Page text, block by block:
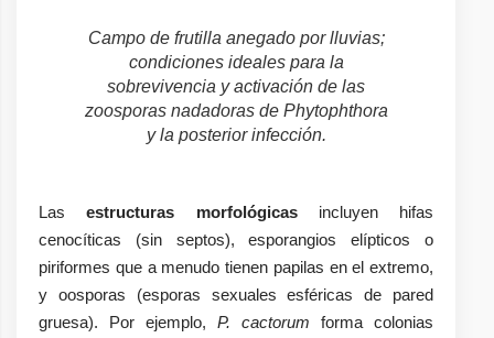
Campo de frutilla anegado por lluvias;
condiciones ideales para la
sobrevivencia y activación de las
zoosporas nadadoras de Phytophthora
y la posterior infección.
Lasestructuras morfológicasincluyen hifas
cenocíticas (sin septos), esporangios elípticos o
piriformes que a menudo tienen papilas en el extremo,
y oosporas (esporas sexuales esféricas de pared
gruesa). Por ejemplo, P. cactorum forma colonias